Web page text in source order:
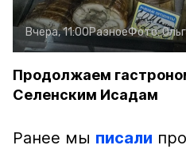
Вчера, 11:00РазноеФото:
Продолжаем
Селенским Исадам
Ранее мы писали